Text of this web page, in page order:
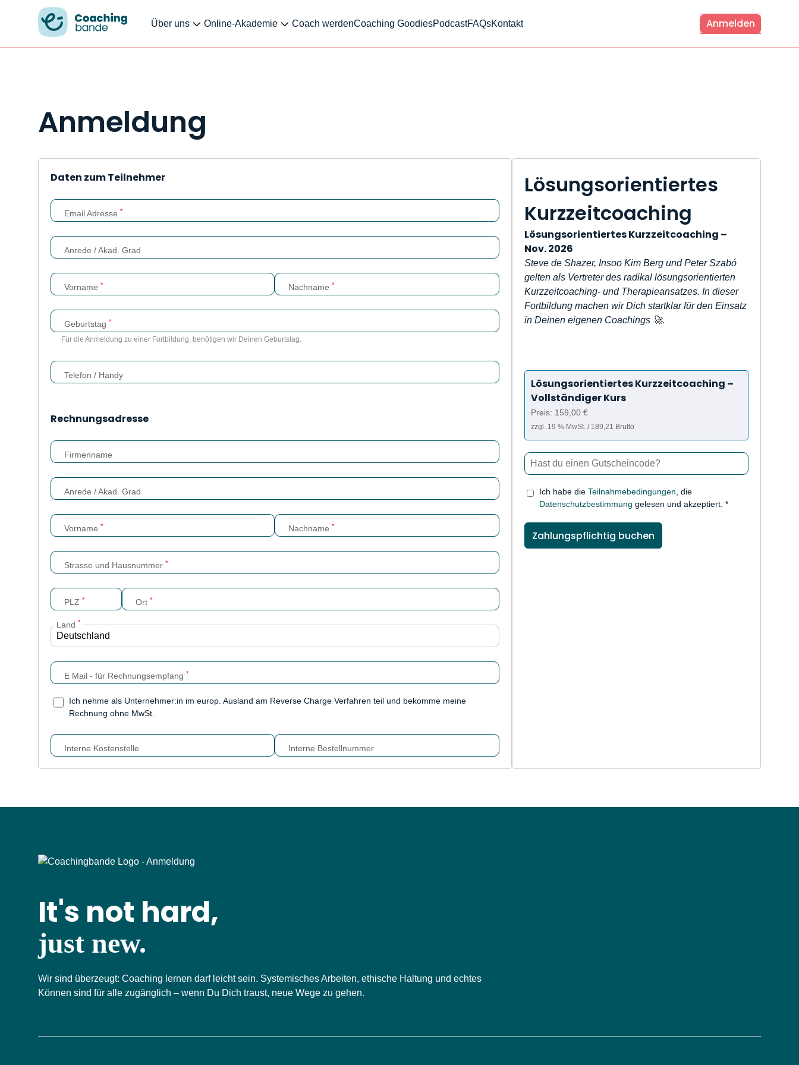
Über uns Online-Akademie Coach werdenCoaching GoodiesPodcastFAQsKontakt Anmelden
Anmeldung
Daten zum Teilnehmer
Email Adresse *
Anrede / Akad. Grad
Vorname * Nachname*
Geburtstag *
Für die Anmeldung zu einer Fortbildung, benötigen wir Deinen Geburtstag.
Telefon / Handy
Rechnungsadresse
Firmenname
Anrede / Akad. Grad
Vorname * Nachname*
Strasse und Hausnummer *
PLZ * Ort *
Land *
E Mail - für Rechnungsempfang *
Ich nehme als Unternehmer:in im europ. Ausland am Reverse Charge Verfahren teil und bekomme meine
Rechnung ohne MwSt.
Interne Kostenstelle Interne Bestellnummer
Lösungsorientiertes
Kurzzeitcoaching
Lösungsorientiertes Kurzzeitcoaching –
Nov. 2026
Steve de Shazer, Insoo Kim Berg und Peter Szabó
gelten als Vertreter des radikal lösungsorientierten
Kurzzeitcoaching- und Therapieansatzes. In dieser
Fortbildung machen wir Dich startklar für den Einsatz
in Deinen eigenen Coachings 🚀.
Lösungsorientiertes Kurzzeitcoaching –
Vollständiger Kurs
Preis: 159,00 €
zzgl. 19 % MwSt. / 189,21 Brutto
Ich habe dieTeilnahmebedingungen, die
Datenschutzbestimmung gelesen und akzeptiert. *
Zahlungspflichtig buchen
It's not hard,
just new.
Wir sind überzeugt: Coaching lernen darf leicht sein. Systemisches Arbeiten, ethische Haltung und echtes
Können sind für alle zugänglich – wenn Du Dich traust, neue Wege zu gehen.